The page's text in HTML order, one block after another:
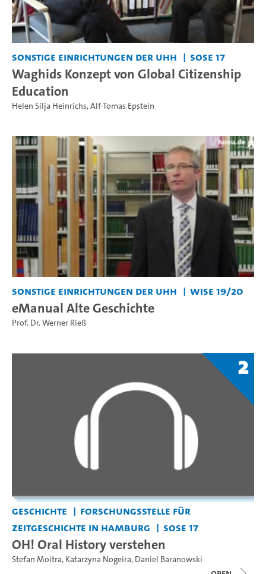
Sonstige Einrichtungen der UHH SoSe 17
Waghids Konzept von Global Citizenship
Education
Helen Silja Heinrichs,Alf-Tomas Epstein
Sonstige Einrichtungen der UHH WiSe 19/20
eManual Alte Geschichte
Prof. Dr. Werner Rieß
2
Geschichte
Forschungsstelle für
Zeitgeschichte in Hamburg
SoSe 17
OH! Oral History verstehen
Stefan Moitra, Katarzyna Nogeira, Daniel Baranowski